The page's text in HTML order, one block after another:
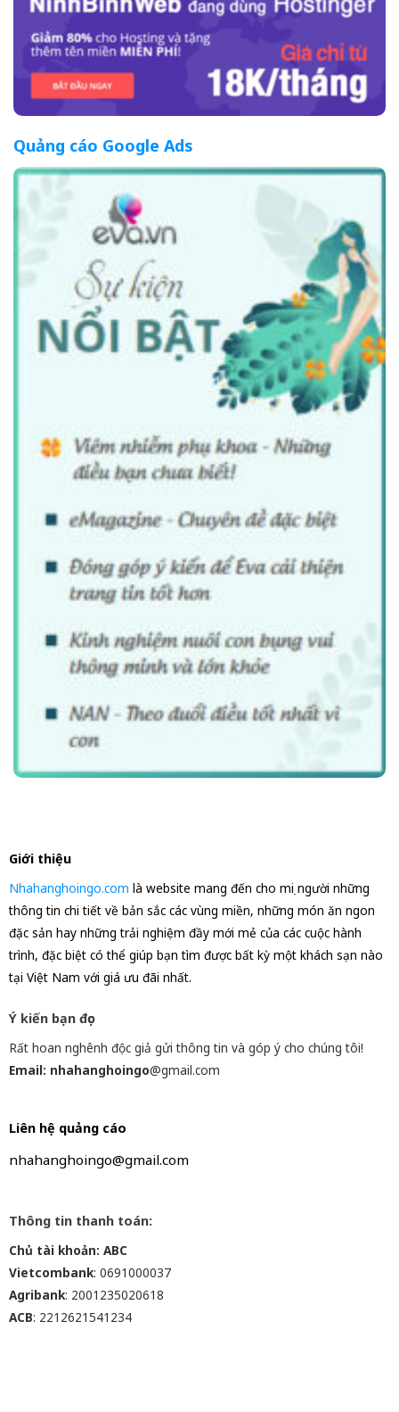
Quảng cáo Google Ads
Giới thiệu
Nhahanghoingo.com là website mang đến cho mọi người những
thông tin chi tiết về bản sắc các vùng miền, những món ăn ngon
đặc sản hay những trải nghiệm đầy mới mẻ của các cuộc hành
trình, đặc biệt có thể giúp bạn tìm được bất kỳ một khách sạn nào
tại Việt Nam với giá ưu đãi nhất.
Ý kiến bạn đọc
Rất hoan nghênh độc giả gửi thông tin và góp ý cho chúng tôi!
Email: nhahanghoingo@gmail.com
Liên hệ quảng cáo
nhahanghoingo@gmail.com
Thông tin thanh toán:
Chủ tài khoản: ABC
Vietcombank: 0691000037
Agribank: 2001235020618
ACB: 2212621541234